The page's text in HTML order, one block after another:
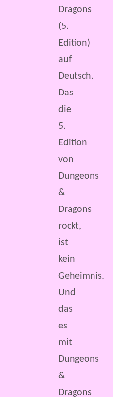
Dragons
(5.
Edition)
auf
Deutsch.
Das
die
5.
Edition
von
Dungeons
&
Dragons
rockt,
ist
kein
Geheimnis.
Und
das
es
mit
Dungeons
&
Dragons